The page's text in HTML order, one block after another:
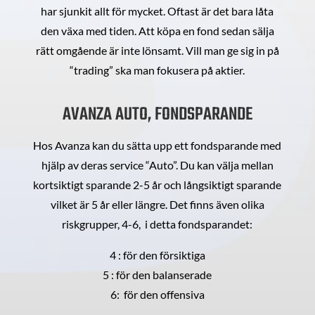
har sjunkit allt för mycket. Oftast är det bara låta
den växa med tiden. Att köpa en fond sedan sälja
rätt omgående är inte lönsamt. Vill man ge sig in på
“trading” ska man fokusera på aktier.
AVANZA AUTO, FONDSPARANDE
Hos Avanza kan du sätta upp ett fondsparande med
hjälp av deras service “Auto”. Du kan välja mellan
kortsiktigt sparande 2-5 år och långsiktigt sparande
vilket är 5 år eller längre. Det finns även olika
riskgrupper, 4-6, i detta fondsparandet:
4 : för den försiktiga
5 : för den balanserade
6: för den offensiva